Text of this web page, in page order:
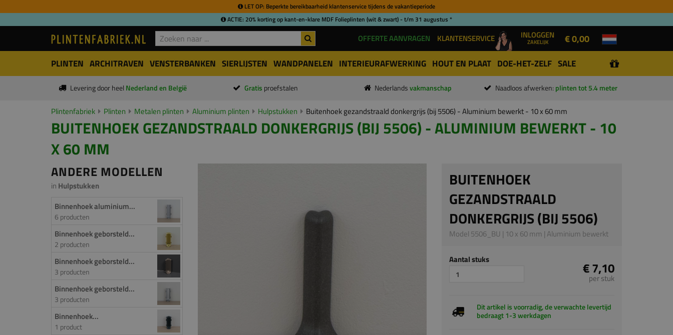
LET OP: Beperkte bereikbaarheid klantenservice tijdens de vakantieperiode
ACTIE: 20% korting op kant-en-klare MDF Folieplinten (wit & zwart) - t/m 31 augustus *
OFFERTE AANVRAGEN KLANTENSERVICE INLOGGEN
ZAKELIJK € 0,00
PLINTEN ARCHITRAVEN VENSTERBANKEN SIERLIJSTEN WANDPANELEN INTERIEURAFWERKING HOUT EN PLAAT DOE-HET-ZELF SALE
Levering door heel Nederland en België Gratis proefstalen Nederlands vakmanschap Naadloos afwerken: plinten tot 5.4 meter
Plintenfabriek Plinten Metalen plinten Aluminium plinten Hulpstukken Buitenhoek gezandstraald donkergrijs (bij 5506) - Aluminium bewerkt - 10 x 60 mm
BUITENHOEK GEZANDSTRAALD DONKERGRIJS (BIJ 5506) - ALUMINIUM BEWERKT - 10
X 60 MM
ANDERE MODELLEN
in Hulpstukken
Binnenhoek aluminium...
6 producten
Binnenhoek geborsteld...
2 producten
Binnenhoek geborsteld...
3 producten
Binnenhoek geborsteld...
3 producten
Binnenhoek...
1 product
BUITENHOEK
GEZANDSTRAALD
DONKERGRIJS (BIJ 5506)
Model 5506_BU | 10 x 60 mm | Aluminium bewerkt
Aantal stuks € 7,10
per stuk
Dit artikel is voorradig, de verwachte levertijd
bedraagt 1-3 werkdagen